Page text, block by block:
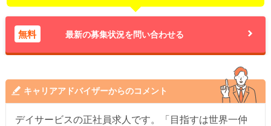
無料 最新の募集状況を問い合わせる
キャリアアドバイザーからのコメント
デイサービスの正社員求人です。「目指すは世界一仲